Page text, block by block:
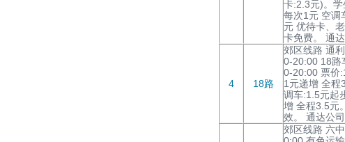
卡:2.3元)。
每次1元 空调
元 优待卡、
卡免费。 通
4 18路
郊区线路 通
0-20:00 18路
0-20:00 票价
1元递增 全程
调车:1.5元起
增 全程3.5元
效。 通达公司
郊区线路 六